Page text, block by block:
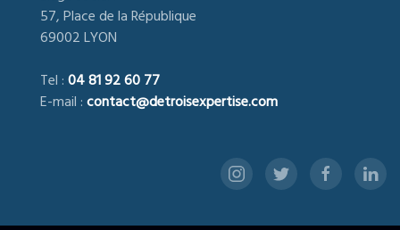
57, Place de la République
69002 LYON
Tel :04 81 92 60 77
E-mail :contact@detroisexpertise.com